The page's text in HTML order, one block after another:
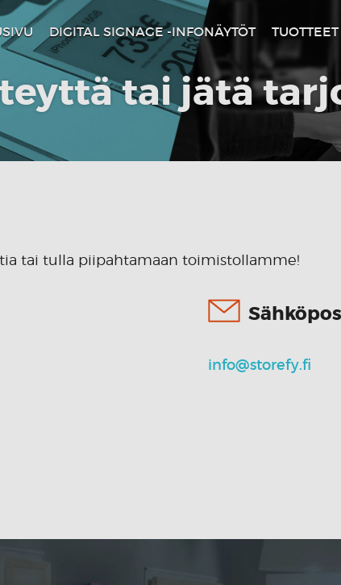
DIGITAL SIGNAGE -INFONÄYTÖT TUOTTEET
tai jätä
tai tulla piipahtamaan toimistollamme!
info@storefy.fi